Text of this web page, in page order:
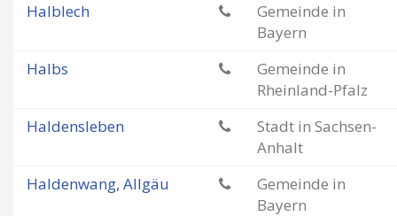
Halblech
Gemeinde in
Bayern
Halbs
Gemeinde in
Rheinland-Pfalz
Haldensleben
Stadt in Sachsen-
Anhalt
Haldenwang, Allgäu
Gemeinde in
Bayern